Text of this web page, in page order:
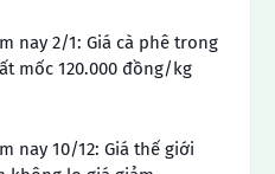
nay 2/1: Giá cà phê trong
mốc 120.000 đồng/kg
nay 10/12: Giá thế giới